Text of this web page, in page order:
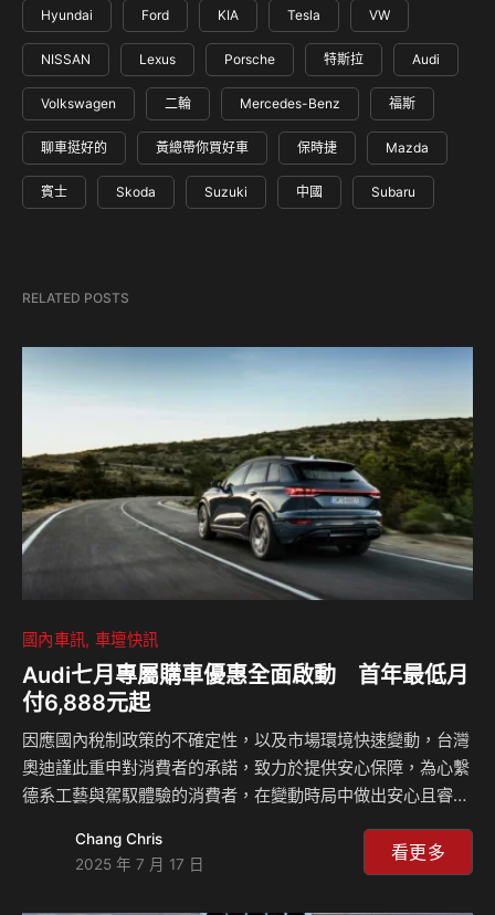
Hyundai Ford KIA Tesla VW
NISSAN Lexus Porsche 特斯拉 Audi
Volkswagen 二輪 Mercedes-Benz 福斯
聊車挺好的 黃總帶你買好車 保時捷 Mazda
賓士 Skoda Suzuki 中國 Subaru
RELATED POSTS
國內車訊 車壇快訊
Audi七月專屬購車優惠全面啟動 首年最低月
付6,888元起
因應國內稅制政策的不確定性，以及市場環境快速變動，台灣
奧迪謹此重申對消費者的承諾，致力於提供安心保障，為心繫
德系工藝與駕馭體驗的消費者，在變動時局中做出安心且睿智
灣奧迪推出7月限時購車優惠，全車系提供多元且彈性財務方
案，誠摯邀請您即刻入主，盡情享受 Audi 所帶來的駕馭樂
Chang Chris
2025 年 7 月 17 日
看更多